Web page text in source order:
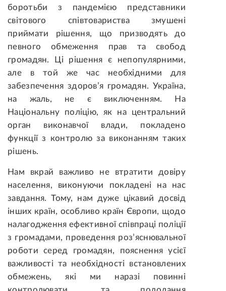
боротьби з пандемією представники
світового співтовариства змушені
приймати рішення, що призводять до
певного обмеження прав та свобод
громадян. Ці рішення є непопулярними,
але в той же час необхідними для
забезпечення здоров’я громадян. Україна,
на жаль, не є виключенням. На
Національну поліцію, як на центральний
орган виконавчої влади, покладено
функції з контролю за виконанням таких
рішень.
Нам вкрай важливо не втратити довіру
населення, виконуючи покладені на нас
завдання. Тому, нам дуже цікавий досвід
інших країн, особливо країн Європи, щодо
налагодження ефективної співпраці поліції
з громадами, проведення роз’яснювальної
роботи серед громадян, пояснення усієї
важливості та необхідності встановлених
обмежень, які ми наразі повинні